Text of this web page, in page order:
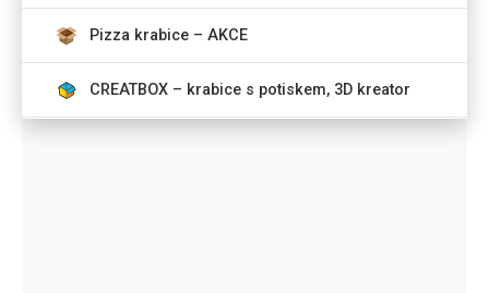
Pizza krabice – AKCE
CREATBOX – krabice s potiskem, 3D kreator